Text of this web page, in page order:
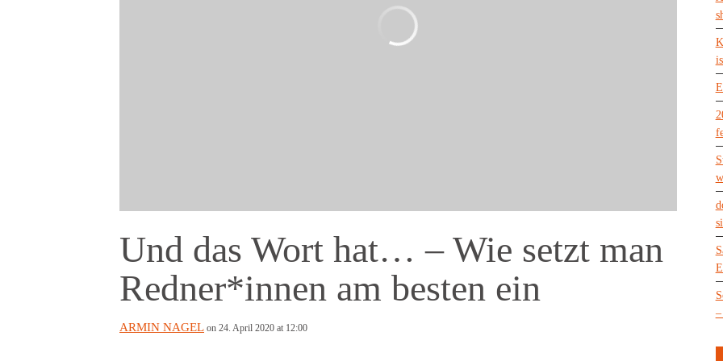
Und das Wort hat… – Wie setzt man
Redner*innen am besten ein
ARMIN NAGEL on 24. April 2020 at 12:00